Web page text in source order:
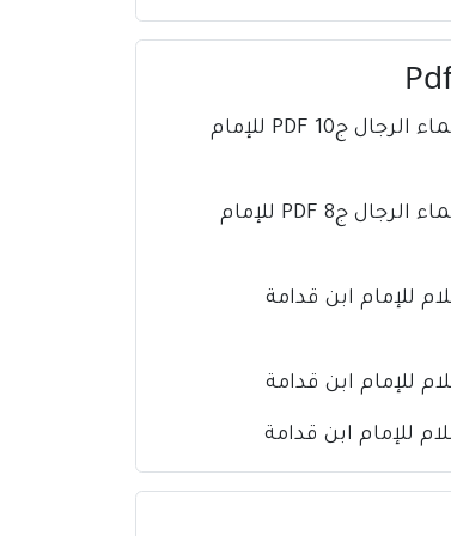
كتاب تذهيب تهذيب الكمال في أسماء الرجال ج10 PDF للإمام
كتاب تذهيب تهذيب الكمال في أسماء الرجال ج8 PDF للإمام